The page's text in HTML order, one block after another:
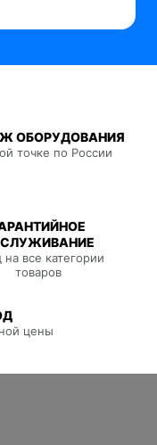
ОБОРУДОВАНИЯ
точке по России
на все категории
товаров
цены